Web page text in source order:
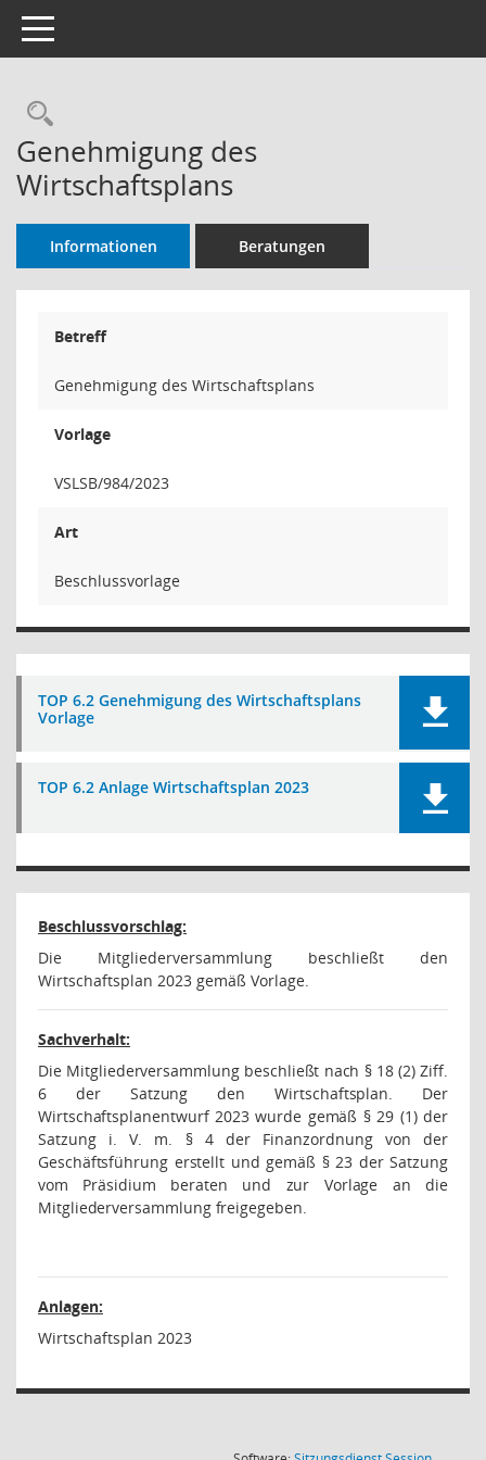
Toggle navigation
Rechercheauswahl
Genehmigung des
Wirtschaftsplans
Informationen Beratungen
Betreff
Genehmigung des Wirtschaftsplans
Vorlage
VSLSB/984/2023
Art
Beschlussvorlage
TOP 6.2 Genehmigung des Wirtschaftsplans
Vorlage
TOP 6.2 Anlage Wirtschaftsplan 2023
Beschlussvorschlag:
Die Mitgliederversammlung beschließt den
Wirtschaftsplan 2023 gemäß Vorlage.
Sachverhalt:
Die Mitgliederversammlung beschließt nach § 18 (2) Ziff.
6 der Satzung den Wirtschaftsplan. Der
Wirtschaftsplanentwurf 2023 wurde gemäß § 29 (1) der
Satzung i. V. m. § 4 der Finanzordnung von der
Geschäftsführung erstellt und gemäß § 23 der Satzung
vom Präsidium beraten und zur Vorlage an die
Mitgliederversammlung freigegeben.
Anlagen:
Wirtschaftsplan 2023